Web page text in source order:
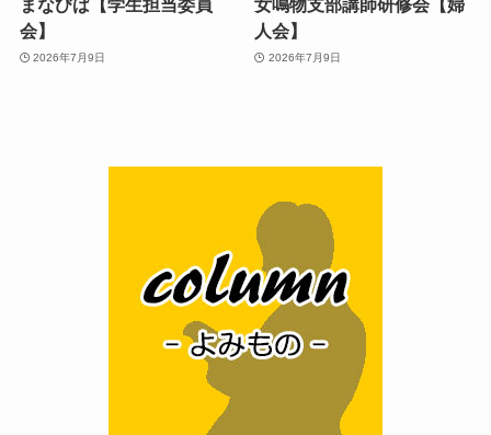
まなびば【学生担当委員
会】
2026年7月9日
女鳴物支部講師研修会【婦
人会】
2026年7月9日